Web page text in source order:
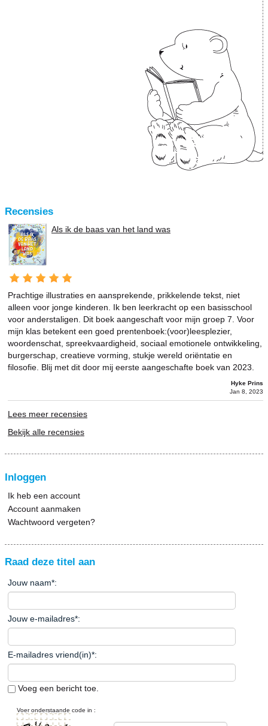
Recensies
Als ik de baas van het land was
Prachtige illustraties en aansprekende, prikkelende tekst, niet
alleen voor jonge kinderen. Ik ben leerkracht op een basisschool
voor anderstaligen. Dit boek aangeschaft voor mijn groep 7. Voor
mijn klas betekent een goed prentenboek:(voor)leesplezier,
woordenschat, spreekvaardigheid, sociaal emotionele ontwikkeling,
burgerschap, creatieve vorming, stukje wereld oriëntatie en
filosofie. Blij met dit door mij eerste aangeschafte boek van 2023.
Hyke Prins
Jan 8, 2023
Lees meer recensies
Bekijk alle recensies
Inloggen
Ik heb een account
Account aanmaken
Wachtwoord vergeten?
Raad deze titel aan
Jouw naam*:
Jouw e-mailadres*:
E-mailadres vriend(in)*:
Voeg een bericht toe.
Voer onderstaande code in :